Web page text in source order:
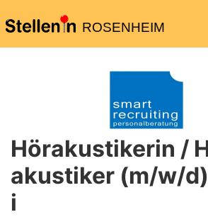
ROSENHEIM
Hörakustikerin /
akustiker (m/w/
i